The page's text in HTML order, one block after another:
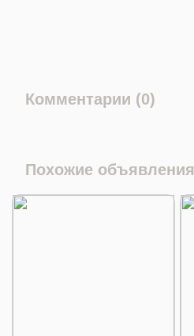
Комментарии (0)
Похожие объявления